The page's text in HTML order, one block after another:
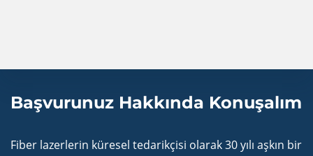
Başvurunuz Hakkında Konuşalım
Fiber lazerlerin küresel tedarikçisi olarak 30 yılı aşkın bir